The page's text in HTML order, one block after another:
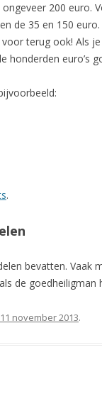
200 euro.
de 35 en 150
terug ook! Als
honderden euro’s
.
bevatten. Vaak
de goedheiligman
11 november 2013.